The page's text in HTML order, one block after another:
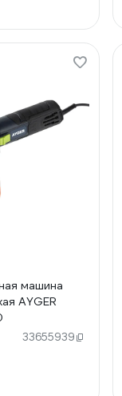
машина
AYGER
33655939